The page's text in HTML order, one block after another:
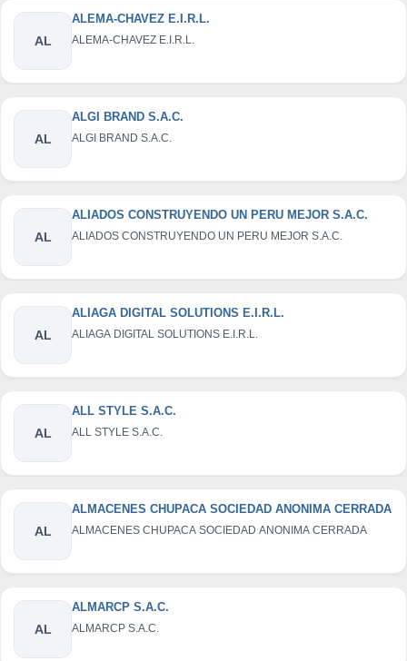
AL
ALEMA-CHAVEZ E.I.R.L.
ALEMA-CHAVEZ E.I.R.L.
AL
ALGI BRAND S.A.C.
ALGI BRAND S.A.C.
AL
ALIADOS CONSTRUYENDO UN PERU MEJOR S.A.C.
ALIADOS CONSTRUYENDO UN PERU MEJOR S.A.C.
AL
ALIAGA DIGITAL SOLUTIONS E.I.R.L.
ALIAGA DIGITAL SOLUTIONS E.I.R.L.
AL
ALL STYLE S.A.C.
ALL STYLE S.A.C.
AL
ALMACENES CHUPACA SOCIEDAD ANONIMA CERRADA
ALMACENES CHUPACA SOCIEDAD ANONIMA CERRADA
AL
ALMARCP S.A.C.
ALMARCP S.A.C.